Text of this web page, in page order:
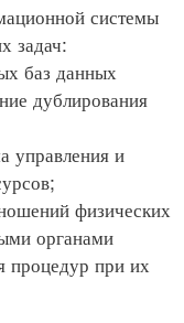
системы
задач:
баз данных
дублирования
управления и
физических
органами
процедур при их